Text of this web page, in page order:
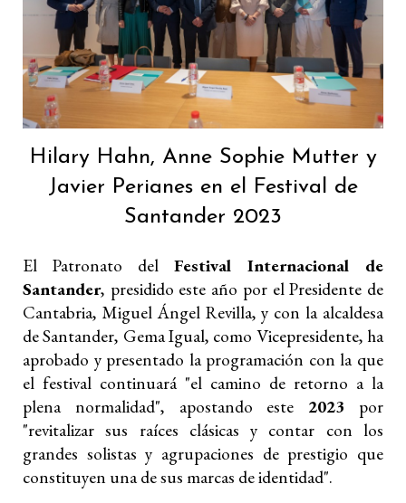
Hilary Hahn, Anne Sophie Mutter y
Javier Perianes en el Festival de
Santander 2023
El Patronato del Festival Internacional de
Santander, presidido este año por el Presidente de
Cantabria, Miguel Ángel Revilla, y con la alcaldesa
de Santander, Gema Igual, como Vicepresidente, ha
aprobado y presentado la programación con la que
el festival continuará "el camino de retorno a la
plena normalidad", apostando este 2023 por
"revitalizar sus raíces clásicas y contar con los
grandes solistas y agrupaciones de prestigio que
constituyen una de sus marcas de identidad".